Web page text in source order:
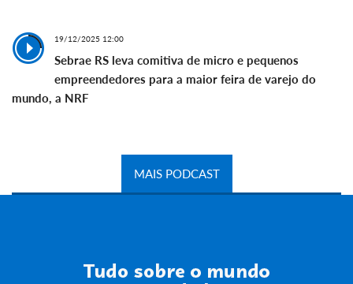
19/12/2025 12:00
Sebrae RS leva comitiva de micro e pequenos
empreendedores para a maior feira de varejo do
mundo, a NRF
MAIS PODCAST